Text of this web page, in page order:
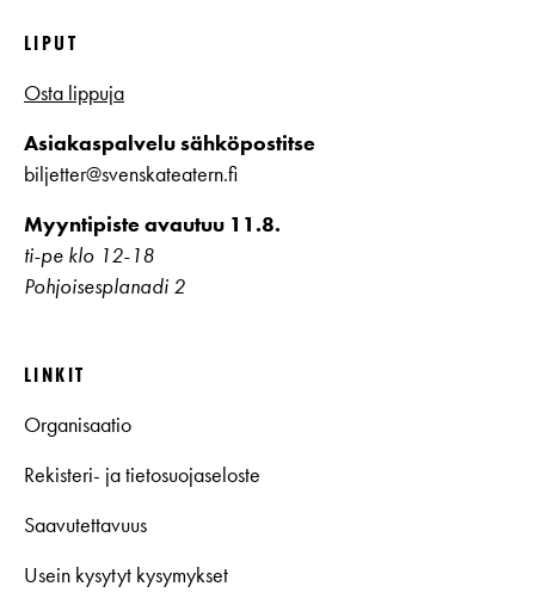
LIPUT
Osta lippuja
Asiakaspalvelu sähköpostitse
biljetter@svenskateatern.fi
Myyntipiste avautuu 11.8.
ti-pe klo 12-18
Pohjoisesplanadi 2
LINKIT
Organisaatio
Rekisteri- ja tietosuojaseloste
Saavutettavuus
Usein kysytyt kysymykset